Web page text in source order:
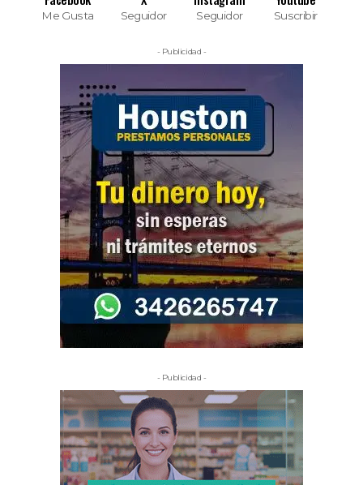
Me Gusta Seguidor Seguidor Suscribir
- Publicidad -
- Publicidad -